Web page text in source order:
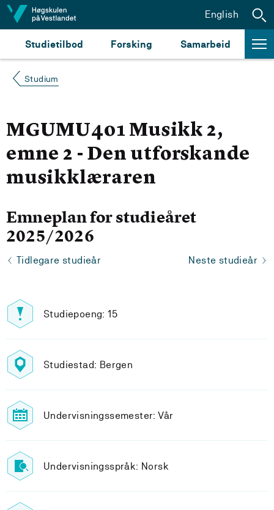
Hopp til innhald
Studietilbod Forsking Samarbeid
English
Studium
MGUMU401 Musikk 2,
emne 2 - Den utforskande
musikklæraren
Emneplan for studieåret
2025/2026
Tidlegare studieår Neste studieår
Studiepoeng: 15
Studiestad: Bergen
Undervisningssemester: Vår
Undervisningsspråk: Norsk